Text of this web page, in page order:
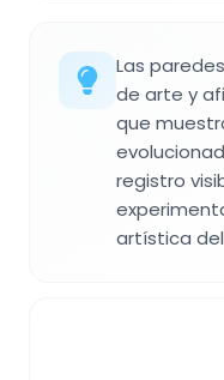
Las
de arte y
que
registro
artística